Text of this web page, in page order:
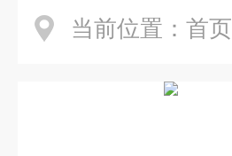
当前位置： 首页